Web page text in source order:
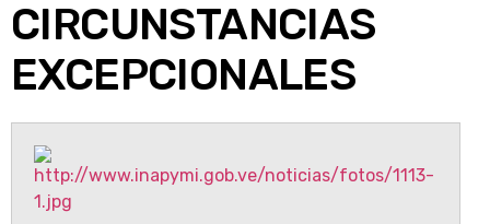
CIRCUNSTANCIAS
EXCEPCIONALES